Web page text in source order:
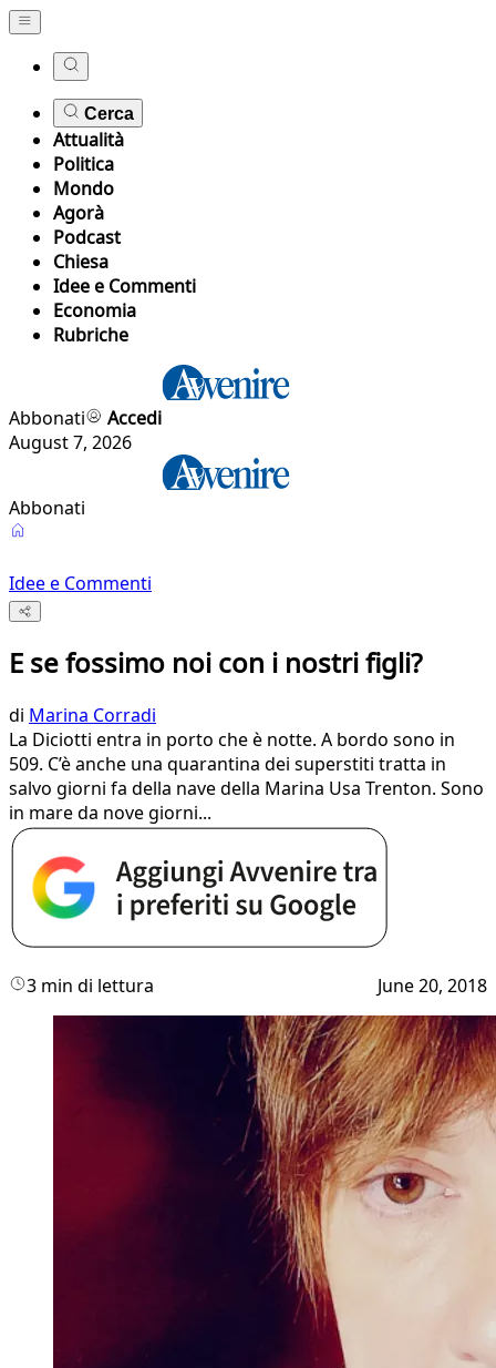
Cerca
Attualità
Politica
Mondo
Agorà
Podcast
Chiesa
Idee e Commenti
Economia
Rubriche
Abbonati
Accedi
August 7, 2026
Abbonati
Idee e Commenti
E se fossimo noi con i nostri figli?
di Marina Corradi
La Diciotti entra in porto che è notte. A bordo sono in
509. C’è anche una quarantina dei superstiti tratta in
salvo giorni fa della nave della Marina Usa Trenton. Sono
in mare da nove giorni...
3 min di lettura June 20, 2018